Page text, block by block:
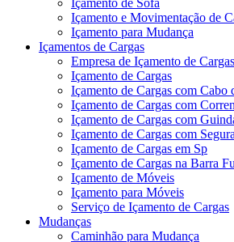
Içamento de Sofá
Içamento e Movimentação de
Içamento para Mudança
Içamentos de Cargas
Empresa de Içamento de Cargas
Içamento de Cargas
Içamento de Cargas com Cabo
Içamento de Cargas com
Içamento de Cargas com
Içamento de Cargas com
Içamento de Cargas em Sp
Içamento de Cargas na Barra
Içamento de Móveis
Içamento para Móveis
Serviço de Içamento de Cargas
Mudanças
Caminhão para Mudança